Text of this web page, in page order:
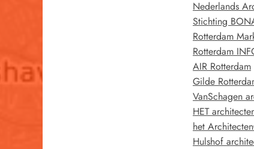
Nederlands
Stichting
Rotterdam
Rotterdam
AIR Rotterdam
Gilde
VanSchagen
HET
het
Hulshof